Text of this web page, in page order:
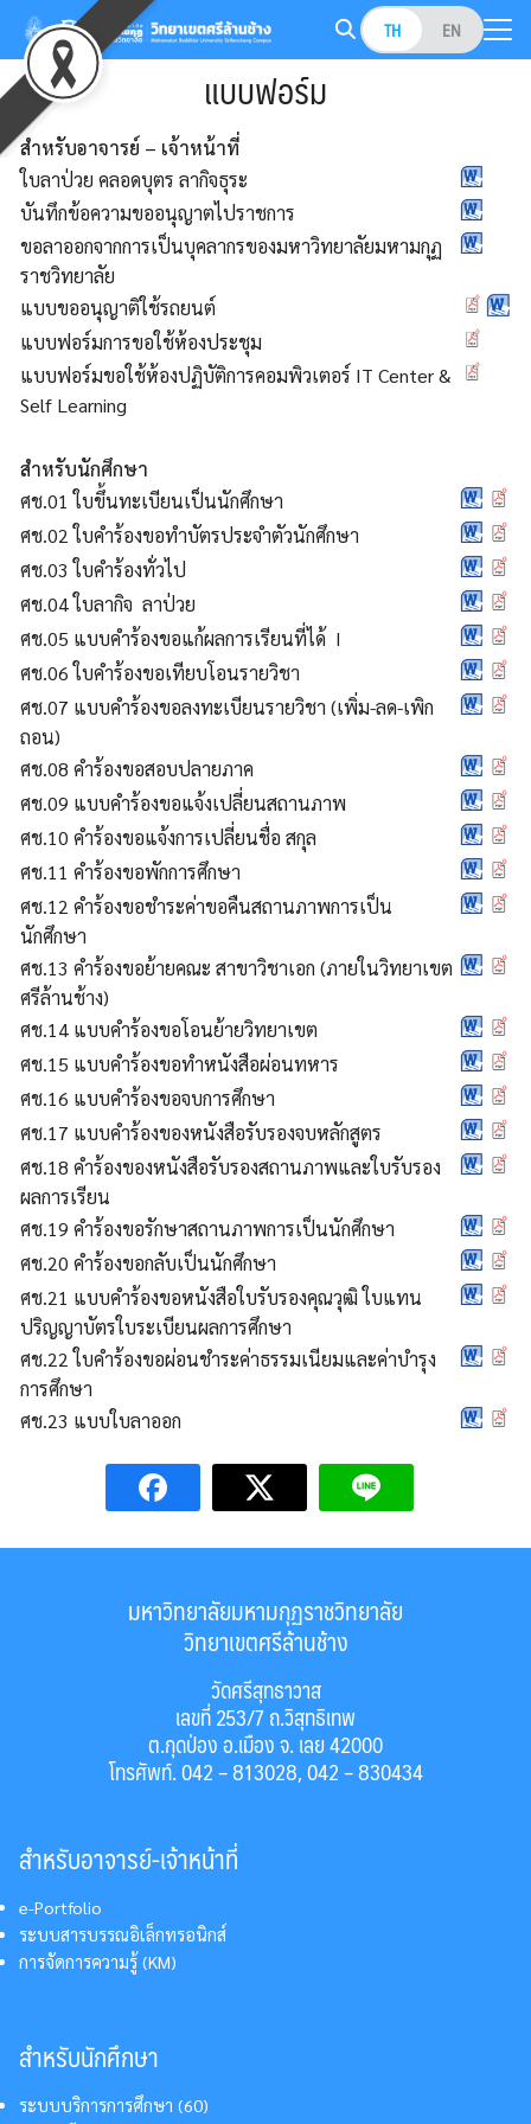
Skip
content
TH EN
Search
for: แบบฟอร์ม
สำหรับอาจารย์ – เจ้าหน้าที่
ใบลาป่วย คลอดบุตร ลากิจธุระ
บันทึกข้อความขออนุญาตไปราชการ
ขอลาออกจากการเป็นบุคลากรของมหาวิทยาลัยมหามกุฏ
ราชวิทยาลัย
แบบขออนุญาติใช้รถยนต์
แบบฟอร์มการขอใช้ห้องประชุม
แบบฟอร์มขอใช้ห้องปฏิบัติการคอมพิวเตอร์ IT Center &
Self Learning
สำหรับนักศึกษา
ศช.01 ใบขึ้นทะเบียนเป็นนักศึกษา
ศช.02 ใบคำร้องขอทำบัตรประจำตัวนักศึกษา
ศช.03 ใบคำร้องทั่วไป
ศช.04 ใบลากิจ ลาป่วย
ศช.05 แบบคำร้องขอแก้ผลการเรียนที่ได้ I
ศช.06 ใบคำร้องขอเทียบโอนรายวิชา
ศช.07 แบบคำร้องขอลงทะเบียนรายวิชา (เพิ่ม-ลด-เพิก
ถอน)
ศช.08 คำร้องขอสอบปลายภาค
ศช.09 แบบคำร้องขอแจ้งเปลี่ยนสถานภาพ
ศช.10 คำร้องขอแจ้งการเปลี่ยนชื่อ สกุล
ศช.11 คำร้องขอพักการศึกษา
ศช.12 คำร้องขอชำระค่าขอคืนสถานภาพการเป็น
นักศึกษา
ศช.13 คำร้องขอย้ายคณะ สาขาวิชาเอก (ภายในวิทยาเขต
ศรีล้านช้าง)
ศช.14 แบบคำร้องขอโอนย้ายวิทยาเขต
ศช.15 แบบคำร้องขอทำหนังสือผ่อนทหาร
ศช.16 แบบคำร้องขอจบการศึกษา
ศช.17 แบบคำร้องของหนังสือรับรองจบหลักสูตร
ศช.18 คำร้องของหนังสือรับรองสถานภาพและใบรับรอง
ผลการเรียน
ศช.19 คำร้องขอรักษาสถานภาพการเป็นนักศึกษา
ศช.20 คำร้องขอกลับเป็นนักศึกษา
ศช.21 แบบคำร้องขอหนังสือใบรับรองคุณวุฒิ ใบแทน
ปริญญาบัตรใบระเบียนผลการศึกษา
ศช.22 ใบคำร้องขอผ่อนชำระค่าธรรมเนียมและค่าบำรุง
การศึกษา
ศช.23 แบบใบลาออก
มหาวิทยาลัยมหามกุฏราชวิทยาลัย
วิทยาเขตศรีล้านช้าง
วัดศรีสุทธาวาส
เลขที่ 253/7 ถ.วิสุทธิเทพ
ต.กุดป่อง อ.เมือง จ. เลย 42000
โทรศัพท์. 042 – 813028, 042 – 830434
สำหรับอาจารย์-เจ้าหน้าที่
e-Portfolio
ระบบสารบรรณอิเล็กทรอนิกส์
การจัดการความรู้ (KM)
สำหรับนักศึกษา
ระบบบริการการศึกษา (60)